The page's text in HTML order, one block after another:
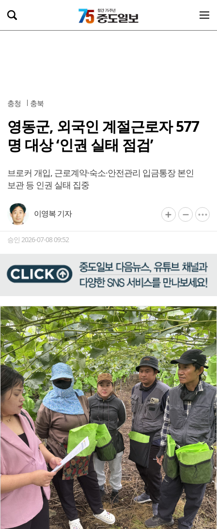
충청 충북
영동군, 외국인 계절근로자 577
명 대상 ‘인권 실태 점검’
브로커 개입, 근로계약·숙소·안전관리 입금통장 본인
보관 등 인권 실태 집중
이영복 기자
승인 2026-07-08 09:52